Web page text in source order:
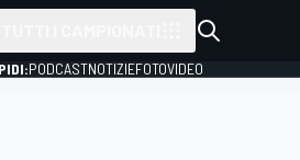
PODCASTNOTIZIEFOTOVIDEO